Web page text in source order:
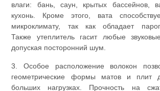
влаги: бань, саун, крытых бассейнов,
кухонь. Кроме этого, вата
микроклимату, так как обладает
Также утеплитель гасит любые
допуская посторонний шум.
3. Особое расположение волокон
геометрические формы матов и плит
больших нагрузках. Прочность на